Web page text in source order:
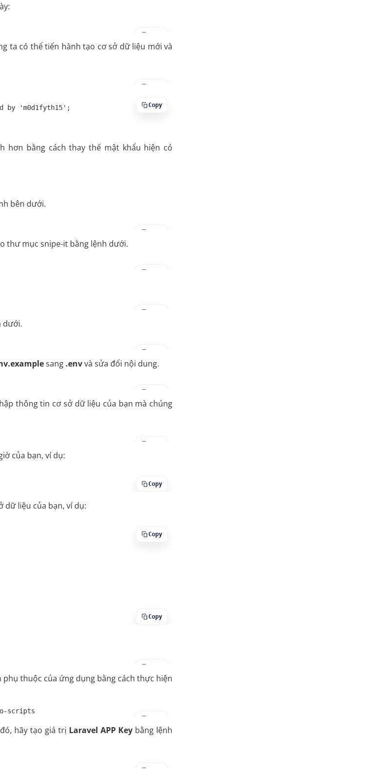
ta có thể tiến hành tạo cơ sở dữ liệu mới và
by 'm0d1fyth15';
Copy
hơn bằng cách thay thế mật khẩu hiện có
bên dưới.
thư mục snipe-it bằng lệnh dưới.
dưới.
sang .envvà sửa đổi nội dung.
thông tin cơ sở dữ liệu của bạn mà chúng
của bạn, ví dụ:
Copy
dữ liệu của bạn, ví dụ:
Copy
Copy
phụ thuộc của ứng dụng bằng cách thực hiện
scripts
hãy tạo giá trị Laravel APP Key bằng lệnh